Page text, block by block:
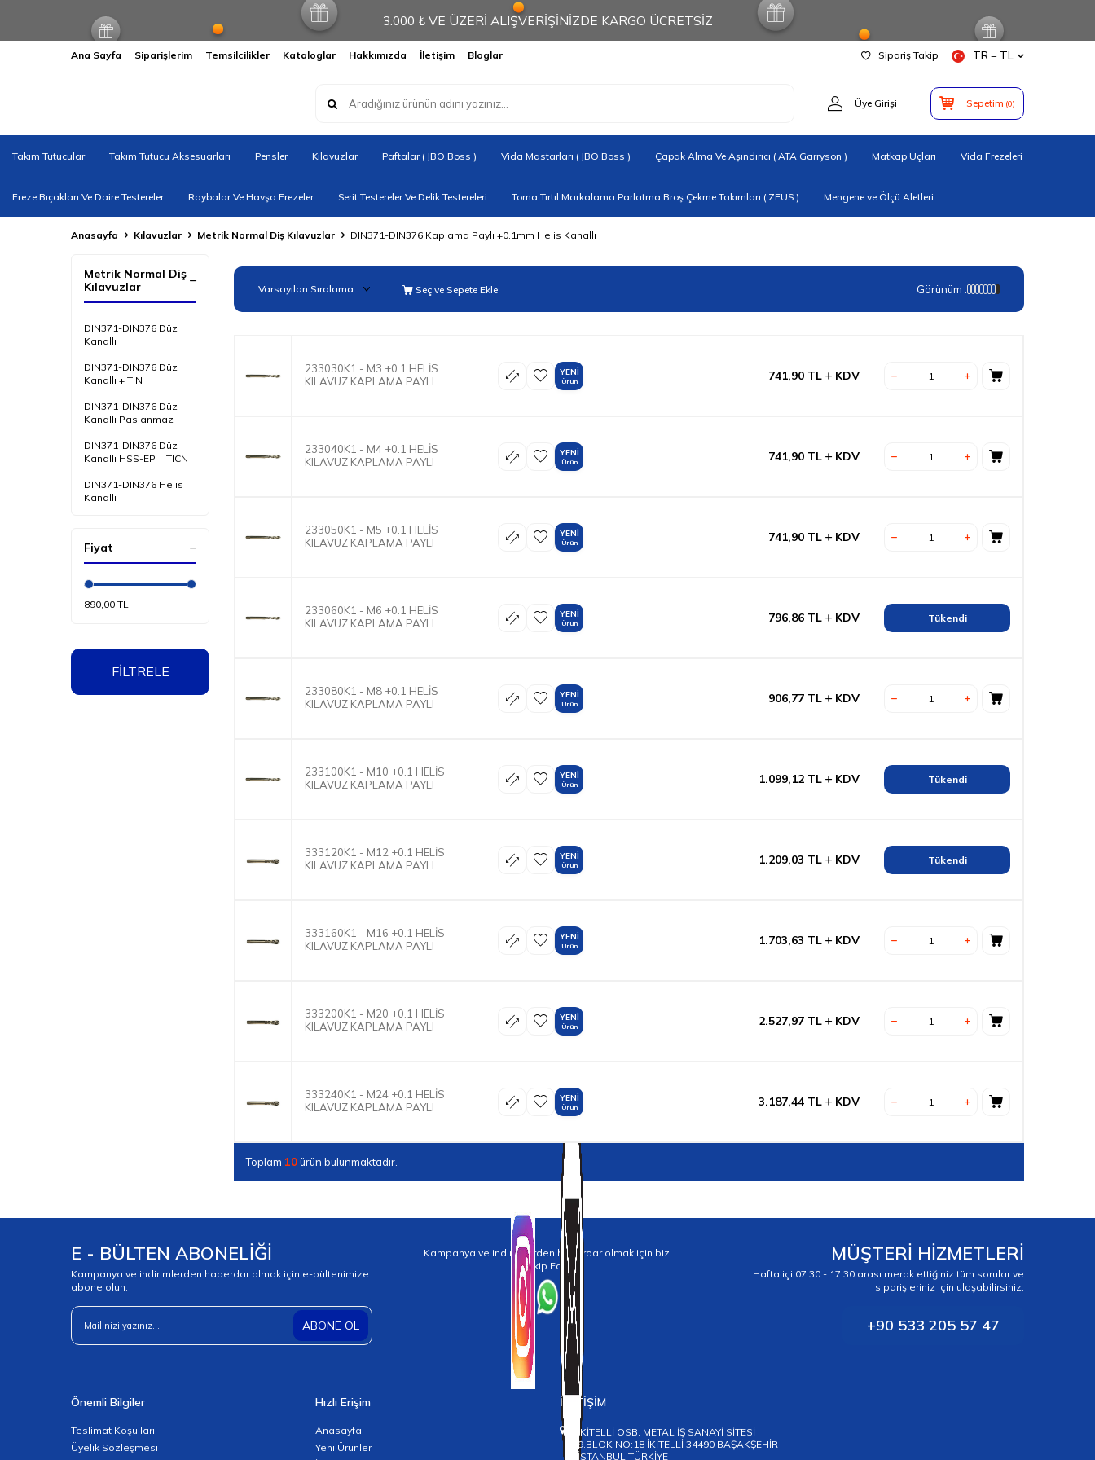
3.000 ₺ VE ÜZERİ ALIŞVERİŞİNİZDE KARGO ÜCRETSİZ
Ana Sayfa Siparişlerim Temsilcilikler Kataloglar Hakkımızda İletişim Bloglar Sipariş Takip TR − TL
Üye Girişi Sepetim (0)
Takım Tutucular Takım Tutucu Aksesuarları Pensler Kılavuzlar Paftalar ( JBO.Boss ) Vida Mastarları ( JBO.Boss ) Çapak Alma Ve Aşındırıcı ( ATA Garryson ) Matkap Uçları Vida Frezeleri
Freze Bıçakları Ve Daire Testereler Raybalar Ve Havşa Frezeler Serit Testereler Ve Delik Testereleri Torna Tırtıl Markalama Parlatma Broş Çekme Takımları ( ZEUS ) Mengene ve Ölçü Aletleri
Anasayfa Kılavuzlar Metrik Normal Diş Kılavuzlar DIN371-DIN376 Kaplama Paylı +0.1mm Helis Kanallı
Metrik Normal Diş
Kılavuzlar
DIN371-DIN376 Düz
Kanallı
DIN371-DIN376 Düz
Kanallı + TIN
DIN371-DIN376 Düz
Kanallı Paslanmaz
DIN371-DIN376 Düz
Kanallı HSS-EP + TICN
DIN371-DIN376 Helis
Kanallı
DIN371-DIN376 Helis
DIN371-DIN376 Helis
3 lü Takım Kılavuzlar
DIN352
Fiyat
890,00 TL
FİLTRELE
Seç ve Sepete Ekle Görünüm :
233030K1 - M3 +0.1 HELİS
KILAVUZ KAPLAMA PAYLI
YENI
Ürün 741,90 TL KDV
233040K1 - M4 +0.1 HELİS
KILAVUZ KAPLAMA PAYLI
YENI
Ürün 741,90 TL KDV
233050K1 - M5 +0.1 HELİS
KILAVUZ KAPLAMA PAYLI
YENI
Ürün 741,90 TL KDV
233060K1 - M6 +0.1 HELİS
KILAVUZ KAPLAMA PAYLI
YENI
Ürün 796,86 TL KDV Tükendi
233080K1 - M8 +0.1 HELİS
KILAVUZ KAPLAMA PAYLI
YENI
Ürün 906,77 TL KDV
233100K1 - M10 +0.1 HELİS
KILAVUZ KAPLAMA PAYLI
YENI
Ürün 1.099,12 TL KDV Tükendi
333120K1 - M12 +0.1 HELİS
KILAVUZ KAPLAMA PAYLI
YENI
Ürün 1.209,03 TL KDV Tükendi
333160K1 - M16 +0.1 HELİS
KILAVUZ KAPLAMA PAYLI
YENI
Ürün 1.703,63 TL KDV
333200K1 - M20 +0.1 HELİS
KILAVUZ KAPLAMA PAYLI
YENI
Ürün 2.527,97 TL KDV
333240K1 - M24 +0.1 HELİS
KILAVUZ KAPLAMA PAYLI
YENI
Ürün 3.187,44 TL KDV
Toplam 10ürün bulunmaktadır.
E - BÜLTEN ABONELİĞİ
Kampanya ve indirimlerden haberdar olmak için e-bültenimize
abone olun.
ABONE OL
Kampanya ve indirimlerden haberdar olmak için bizi
Takip Edin!
MÜŞTERİ HİZMETLERİ
Hafta içi 07:30 - 17:30 arası merak ettiğiniz tüm sorular ve
siparişleriniz için ulaşabilirsiniz.
+90 533 205 57 47
Önemli Bilgiler
Teslimat Koşulları
Üyelik Sözleşmesi
Hızlı Erişim
Anasayfa
Yeni Ürünler
İLETİŞİM
İKİTELLİ OSB. METAL İŞ SANAYİ SİTESİ
9.BLOK NO:18 İKİTELLİ 34490 BAŞAKŞEHİR
İSTANBUL TÜRKİYE